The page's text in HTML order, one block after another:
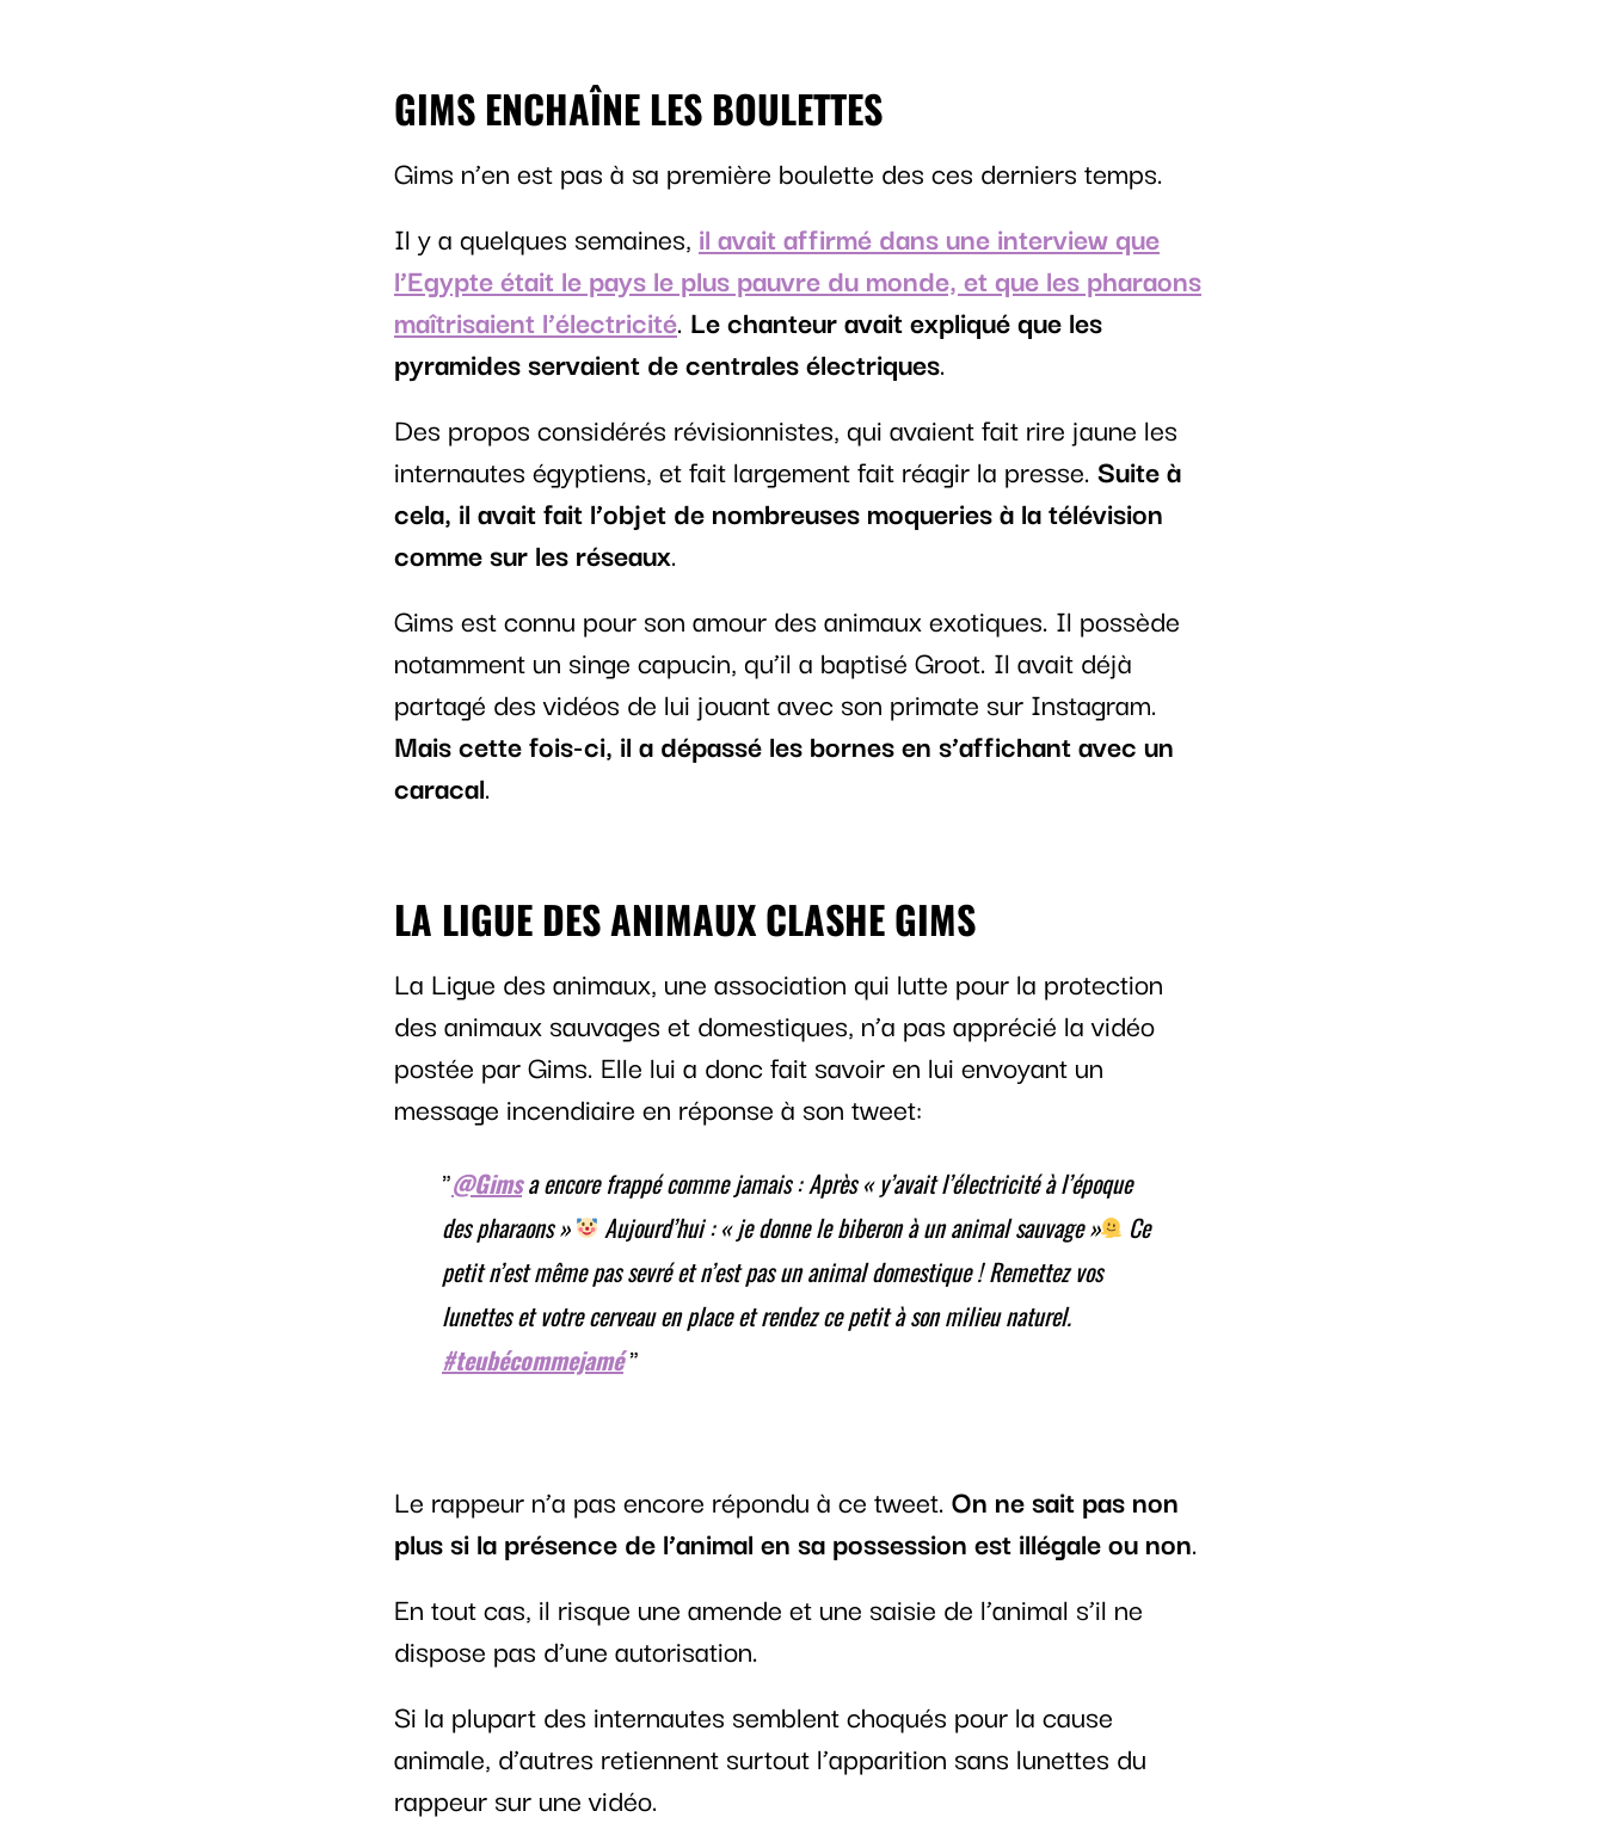
GIMS ENCHAÎNE LES BOULETTES
Gims n’en est pas à sa première boulette des ces derniers temps.
Il y a quelques semaines, il avait affirmé dans une interview que
l’Egypte était le pays le plus pauvre du monde, et que les pharaons
maîtrisaient l’électricité. Le chanteur avait expliqué que les
pyramides servaient de centrales électriques.
Des propos considérés révisionnistes, qui avaient fait rire jaune les
internautes égyptiens, et fait largement fait réagir la presse.Suite à
cela, il avait fait l’objet de nombreuses moqueries à la télévision
comme sur les réseaux.
Gims est connu pour son amour des animaux exotiques. Il possède
notamment un singe capucin, qu’il a baptisé Groot. Il avait déjà
partagé des vidéos de lui jouant avec son primate sur Instagram.
Mais cette fois-ci, il a dépassé les bornes en s’affichant avec un
caracal.
LA LIGUE DES ANIMAUX CLASHE GIMS
La Ligue des animaux, une association qui lutte pour la protection
des animaux sauvages et domestiques, n’a pas apprécié la vidéo
postée par Gims. Elle lui a donc fait savoir en lui envoyant un
message incendiaire en réponse à son tweet:
@Gimsa encore frappé comme jamais : Après « y’avait l’électricité à l’époque
des pharaons »
Aujourd’hui : « je donne le biberon à un animal sauvage »
Ce
petit n’est même pas sevré et n’est pas un animal domestique ! Remettez vos
lunettes et votre cerveau en place et rendez ce petit à son milieu naturel.
#teubécommejamé
Le rappeur n’a pas encore répondu à ce tweet.On ne sait pas non
plus si la présence de l’animal en sa possession est illégale ou non.
En tout cas, il risque une amende et une saisie de l’animal s’il ne
dispose pas d’une autorisation.
Si la plupart des internautes semblent choqués pour la cause
animale, d’autres retiennent surtout l’apparition sans lunettes du
rappeur sur une vidéo.